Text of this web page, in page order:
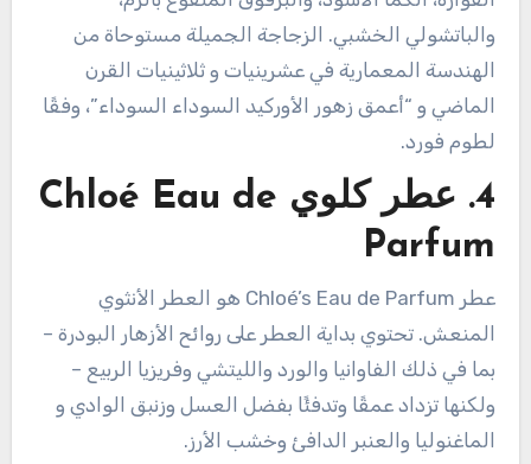
والباتشولي الخشبي. الزجاجة الجميلة مستوحاة من
الهندسة المعمارية في عشرينيات و ثلاثينيات القرن
الماضي و “أعمق زهور الأوركيد السوداء السوداء”، وفقًا
لطوم فورد.
4.
عطر كلوي Chloé Eau de
Parfum
عطر Chloé’s Eau de Parfum هو العطر الأنثوي
المنعش. تحتوي بداية العطر على روائح الأزهار البودرة –
بما في ذلك الفاوانيا والورد والليتشي وفريزيا الربيع –
ولكنها تزداد عمقًا وتدفئًا بفضل العسل وزنبق الوادي و
الماغنوليا والعنبر الدافئ وخشب الأرز.